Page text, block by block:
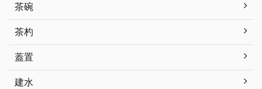
茶碗
茶杓
蓋置
建水